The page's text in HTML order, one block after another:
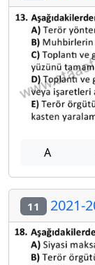
A
11 2021-